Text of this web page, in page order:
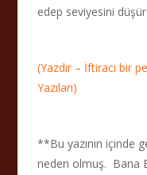
edep seviyesini
(Yazdır – İftiracı bir
Yazıları)
**Bu yazının içinde
neden olmuş. Bana